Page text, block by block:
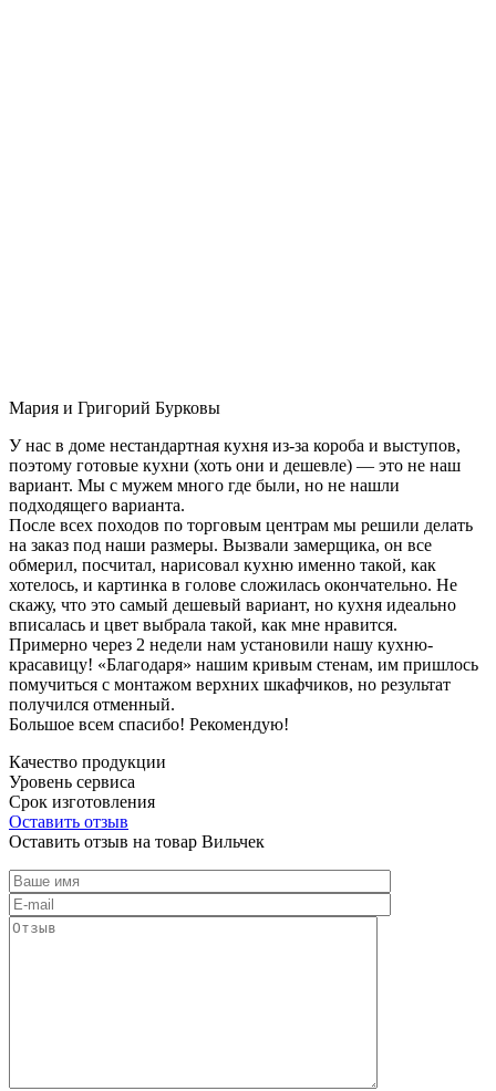
Мария и Григорий Бурковы
У нас в доме нестандартная кухня из-за короба и выступов,
поэтому готовые кухни (хоть они и дешевле) — это не наш
вариант. Мы с мужем много где были, но не нашли
подходящего варианта.
После всех походов по торговым центрам мы решили делать
на заказ под наши размеры. Вызвали замерщика, он все
обмерил, посчитал, нарисовал кухню именно такой, как
хотелось, и картинка в голове сложилась окончательно. Не
скажу, что это самый дешевый вариант, но кухня идеально
вписалась и цвет выбрала такой, как мне нравится.
Примерно через 2 недели нам установили нашу кухню-
красавицу! «Благодаря» нашим кривым стенам, им пришлось
помучиться с монтажом верхних шкафчиков, но результат
получился отменный.
Большое всем спасибо! Рекомендую!
Качество продукции
Уровень сервиса
Срок изготовления
Оставить отзыв
Оставить отзыв на товар Вильчек